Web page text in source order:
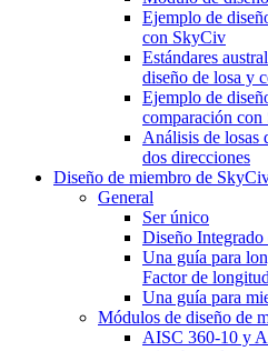
Ejemplo de
con SkyCiv
Estándares
diseño de losa y
Ejemplo de
comparación
Análisis de losas
dos direcciones
Diseño de miembro de
General
Ser único
Diseño
Una guía para
Factor de
Una guía para
Módulos de diseño de
AISC 360-10 y